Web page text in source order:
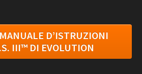
D’ISTRUZIONI
III™ DI EVOLUTION